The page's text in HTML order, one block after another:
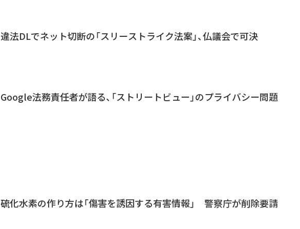
違法DLでネット切断の「スリーストライク法案」、仏議会で可決
Google法務責任者が語る、「ストリートビュー」のプライバシー問題
硫化水素の作り方は「傷害を誘因する有害情報」 警察庁が削除要請